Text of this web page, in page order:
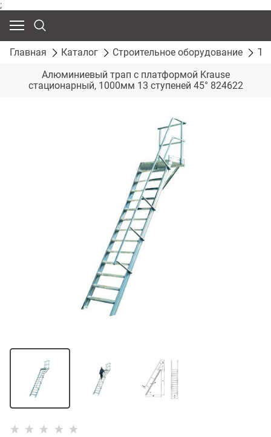
;
Главная Каталог Строительное оборудование
Алюминиевый трап с платформой Krause
стационарный, 1000мм 13 ступеней 45° 824622